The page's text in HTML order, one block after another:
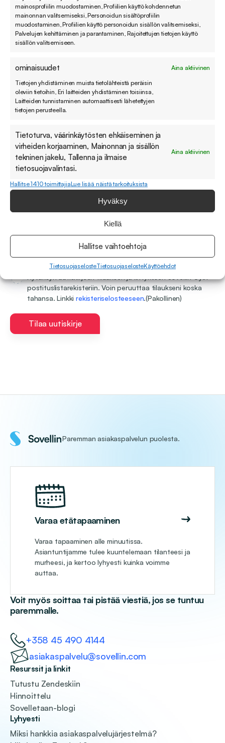
mainosprofiilin muodostaminen, Profiilien käyttö kohdennetun
mainonnan valitsemiseksi, Personoidun sisältöprofiilin
muodostaminen, Profiilien käyttö personoidun sisällön valitsemiseksi,
Palvelujen kehittäminen ja parantaminen, Rajoitettujen tietojen käyttö
sisällön valitsemiseen.
ominaisuudet
Aina aktiivinen
Tietojen yhdistäminen muista tietolähteistä peräisin
oleviin tietoihin, Eri laitteiden yhdistäminen toisiinsa,
Laitteiden tunnistaminen automaattisesti lähetettyjen
tietojen perusteella.
Tietoturva, väärinkäytösten ehkäiseminen ja
virheiden korjaaminen, Mainonnan ja sisällön
tekninen jakelu, Tallenna ja ilmaise
tietosuojavalintasi.
Aina aktiivinen
Hallitse 1410 toimittajiaLue lisää näistä tarkoituksista
Hyväksy
Kiellä
Hallitse vaihtoehtoja
TietosuojaselosteTietosuojaselosteKäyttöehdot
03.05.2021
Tilaa hyödylliset blogivinkkimme suoraan
sähköpostiin
Älä huoli, sillä mekään emme pidä roskapostista. Viestimme
sinulle vain, kun meillä on olennaista kerrottavaa.
Sähköpostiosoite (Pakollinen)
postituslistarekisteriin. Voin peruuttaa tilaukseni koska
tahansa. Linkkirekisteriselosteeseen.(Pakollinen)
Tilaa uutiskirje
Paremman asiakaspalvelun puolesta.
Varaa etätapaaminen
Varaa tapaaminen alle minuutissa.
Asiantuntijamme tulee kuuntelemaan tilanteesi ja
murheesi, ja kertoo lyhyesti kuinka voimme
auttaa.
Voit myös soittaa tai pistää viestiä, jos se tuntuu
paremmalle.
+358 45 490 4144
asiakaspalvelu@sovellin.com
Resurssit ja linkit
Tutustu Zendeskiin
Hinnoittelu
Sovelletaan-blogi
Lyhyesti
Miksi hankkia asiakaspalvelujärjestelmä?